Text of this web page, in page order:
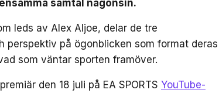
samtal någonsin.
leds av Alex Aljoe, delar de tre
perspektiv på ögonblicken som format deras
som väntar sporten framöver.
den 18 juli på EA SPORTS YouTube-